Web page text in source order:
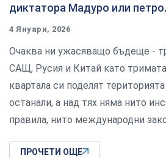
диктатора Мадуро или
4 Януари, 2026
Очаква ни ужасяващо бъдеще -
САЩ, Русия и Китай като
квартала си поделят
останали, а над тях няма нито
правила, нито международни
ПРОЧЕТИ ОЩЕ